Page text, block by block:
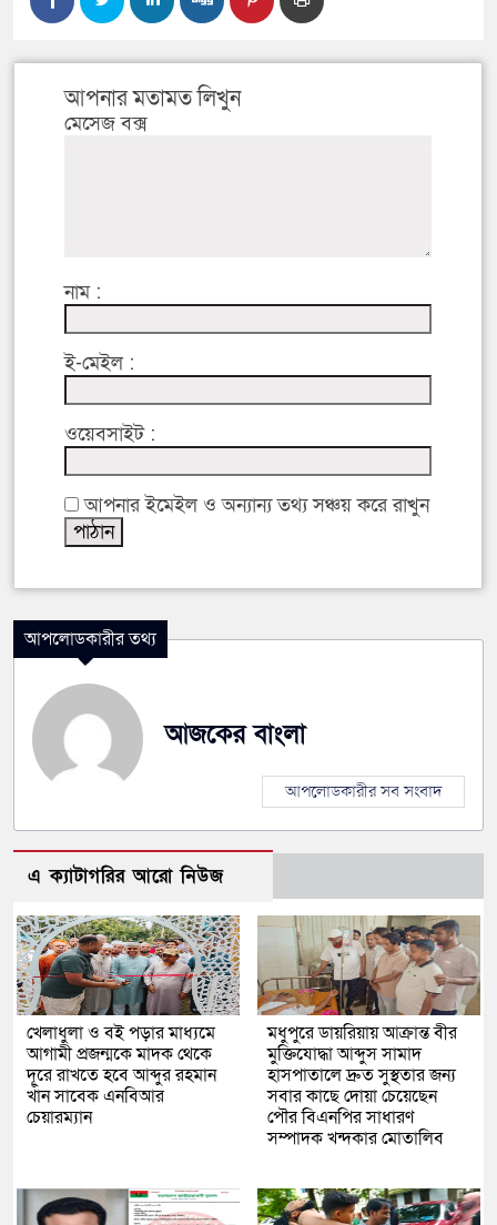
আপনার মতামত লিখুন
মেসেজ বক্স
নাম :
ই-মেইল :
ওয়েবসাইট :
আপনার ইমেইল ও অন্যান্য তথ্য সঞ্চয় করে রাখুন
আপলোডকারীর তথ্য
আজকের বাংলা
আপলোডকারীর সব সংবাদ
এ ক্যাটাগরির আরো নিউজ
খেলাধুলা ও বই পড়ার মাধ্যমে
আগামী প্রজন্মকে মাদক থেকে
দূরে রাখতে হবে আব্দুর রহমান
খাঁন সাবেক এনবিআর
চেয়ারম্যান
মধুপুরে ডায়রিয়ায় আক্রান্ত বীর
মুক্তিযোদ্ধা আব্দুস সামাদ
হাসপাতালে দ্রুত সুস্থতার জন্য
সবার কাছে দোয়া চেয়েছেন
পৌর বিএনপির সাধারণ
সম্পাদক খন্দকার মোতালিব